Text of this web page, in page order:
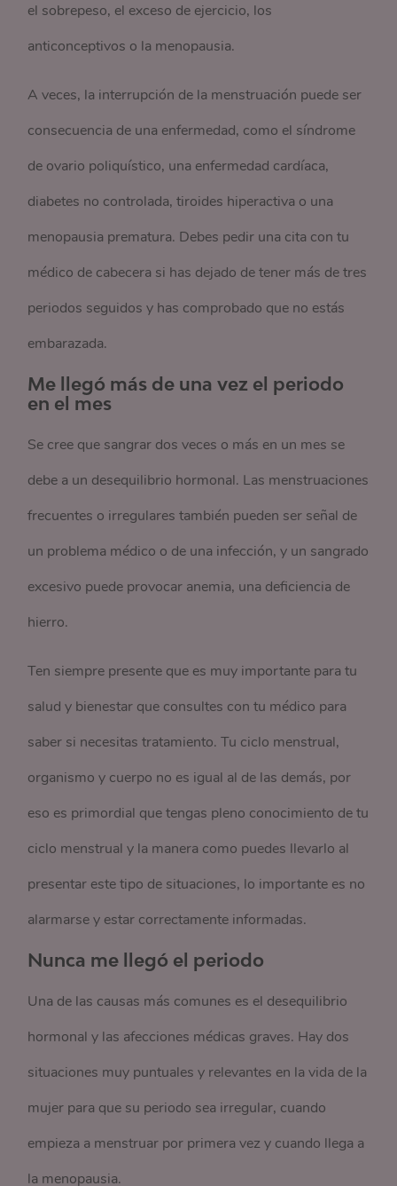
el sobrepeso, el exceso de ejercicio, los
anticonceptivos o la menopausia.
A veces, la interrupción de la menstruación puede ser
consecuencia de una enfermedad, como el síndrome
de ovario poliquístico, una enfermedad cardíaca,
diabetes no controlada, tiroides hiperactiva o una
menopausia prematura. Debes pedir una cita con tu
médico de cabecera si has dejado de tener más de tres
periodos seguidos y has comprobado que no estás
embarazada.
Me llegó más de una vez el periodo
en el mes
Se cree que sangrar dos veces o más en un mes se
debe a un desequilibrio hormonal. Las menstruaciones
frecuentes o irregulares también pueden ser señal de
un problema médico o de una infección, y un sangrado
excesivo puede provocar anemia, una deficiencia de
hierro.
Ten siempre presente que es muy importante para tu
salud y bienestar que consultes con tu médico para
saber si necesitas tratamiento. Tu ciclo menstrual,
organismo y cuerpo no es igual al de las demás, por
eso es primordial que tengas pleno conocimiento de tu
ciclo menstrual y la manera como puedes llevarlo al
presentar este tipo de situaciones, lo importante es no
alarmarse y estar correctamente informadas.
Nunca me llegó el periodo
Una de las causas más comunes es el desequilibrio
hormonal y las afecciones médicas graves. Hay dos
situaciones muy puntuales y relevantes en la vida de la
mujer para que su periodo sea irregular, cuando
empieza a menstruar por primera vez y cuando llega a
la menopausia.